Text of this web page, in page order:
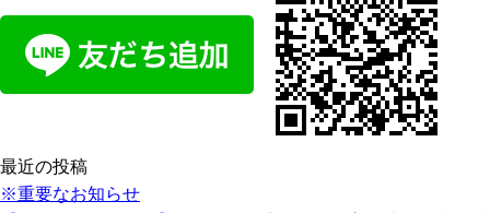
b
o
o
最近の投稿
※重要なお知らせ